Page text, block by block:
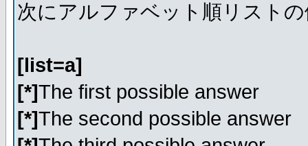
次にアルファベット順リスト
[list=a]
[*]The first possible answer
[*]The second possible answer